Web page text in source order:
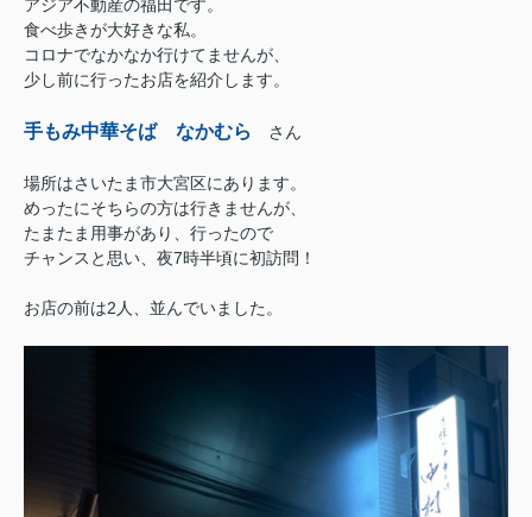
アジア不動産の福田です。
食べ歩きが大好きな私。
コロナでなかなか行けてませんが、
少し前に行ったお店を紹介します。
手もみ中華そば なかむら さん
場所はさいたま市大宮区にあります。
めったにそちらの方は行きませんが、
たまたま用事があり、行ったので
チャンスと思い、夜7時半頃に初訪問！
お店の前は2人、並んでいました。